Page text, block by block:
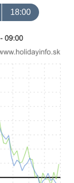
18:00